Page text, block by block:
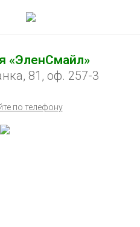
«ЭленСмайл»
81, оф. 257-3
по телефону